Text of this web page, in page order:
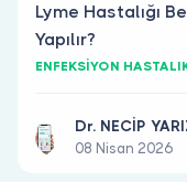
Lyme Hastalığı
Yapılır?
ENFEKSİYON
Dr. NECİP
08 Nisan 2026